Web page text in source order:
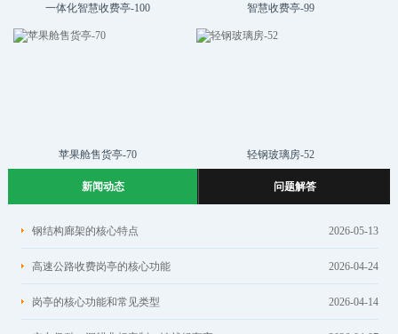
一体化智慧收费亭-100 智慧收费亭-99
苹果舱售货亭-70 轻钢玻璃房-52
新闻动态 问题解答
2026-05-13
钢结构廊架的核心特点
2026-04-24
高速公路收费岗亭的核心功能
2026-04-14
岗亭的核心功能和常见类型